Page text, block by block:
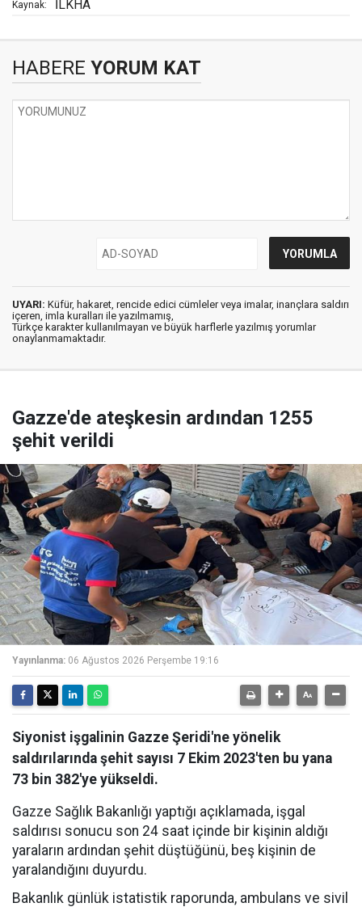
Kaynak: İLKHA
HABERE YORUM KAT
UYARI: Küfür, hakaret, rencide edici cümleler veya imalar, inançlara saldırı
içeren, imla kuralları ile yazılmamış,
Türkçe karakter kullanılmayan ve büyük harflerle yazılmış yorumlar
onaylanmamaktadır.
Gazze'de ateşkesin ardından 1255
şehit verildi
Yayınlanma: 06 Ağustos 2026 Perşembe 19:16
Siyonist işgalinin Gazze Şeridi'ne yönelik
saldırılarında şehit sayısı 7 Ekim 2023'ten bu yana
73 bin 382'ye yükseldi.
Gazze Sağlık Bakanlığı yaptığı açıklamada, işgal
saldırısı sonucu son 24 saat içinde bir kişinin aldığı
yaraların ardından şehit düştüğünü, beş kişinin de
yaralandığını duyurdu.
Bakanlık günlük istatistik raporunda, ambulans ve sivil